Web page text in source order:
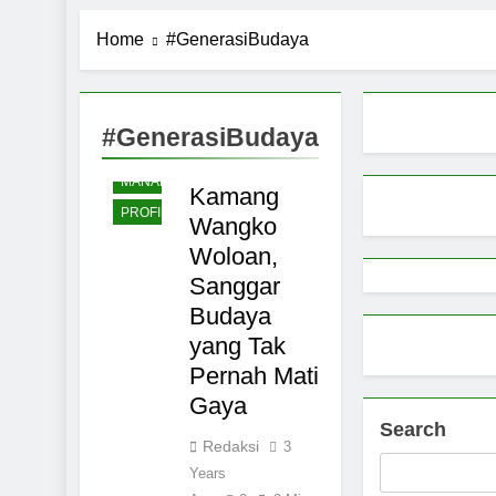
Pemprov
9 Months Ago
Home #GenerasiBudaya
#GenerasiBudaya
BUDAYA
SULAWESI
MANADO
PROFIL
Kamang
Wangko
Woloan,
Sanggar
Budaya
yang Tak
Pernah Mati
Gaya
Redaksi
3
Years
Search